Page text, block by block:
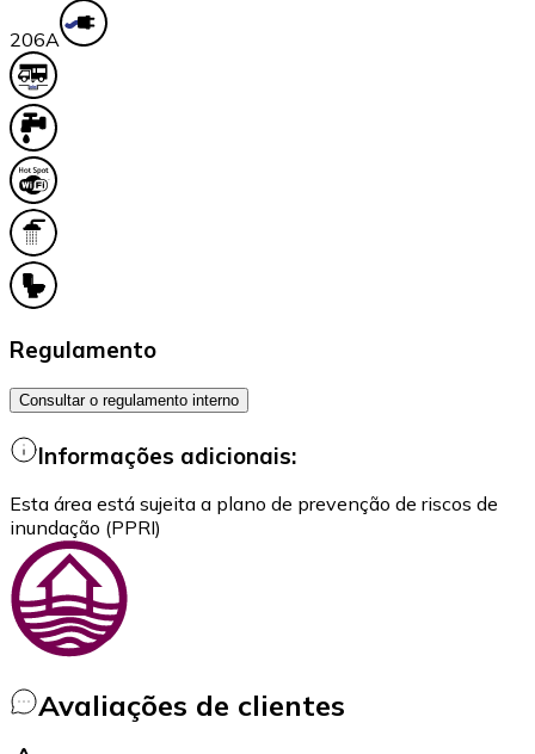
206A
Regulamento
Consultar o regulamento interno
Informações adicionais:
Esta área está sujeita a plano de prevenção de riscos de
inundação (PPRI)
Avaliações de clientes